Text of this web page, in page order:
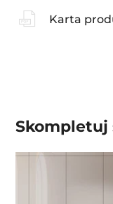
Karta